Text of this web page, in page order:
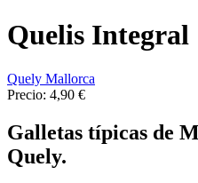
Quelis Integral
Quely Mallorca
Precio: 4,90 €
Galletas típicas de
Quely.